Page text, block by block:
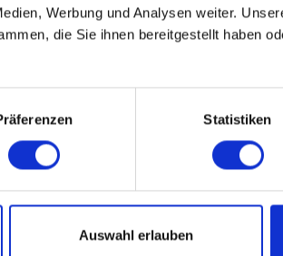
Werbung und Analysen weiter.
die Sie ihnen bereitgestellt haben
Statistiken
Auswahl erlauben
aus gelangen wir zum Pfad an dem ein